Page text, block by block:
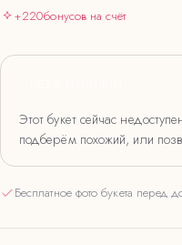
+220бонусов на счёт
Этот букет сейчас
подберём похожий, или
Бесплатное фото букета перед